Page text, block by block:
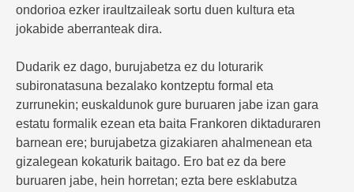
ondorioa ezker iraultzaileak sortu duen kultura eta
jokabide aberranteak dira.
Dudarik ez dago, burujabetza ez du loturarik
subironatasuna bezalako kontzeptu formal eta
zurrunekin; euskaldunok gure buruaren jabe izan gara
estatu formalik ezean eta baita Frankoren diktaduraren
barnean ere; burujabetza gizakiaren ahalmenean eta
gizalegean kokaturik baitago. Ero bat ez da bere
buruaren jabe, hein horretan; ezta bere esklabutza